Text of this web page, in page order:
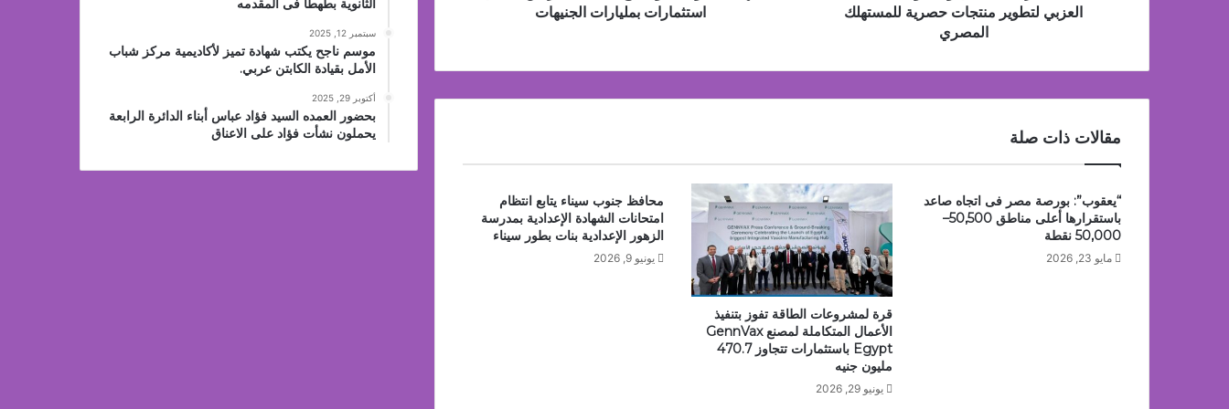
منذ يومين
هيونداي تطلق حملة “راحة بالك” لتمكين العملاء من اتخاذ قرارات أكثر ذكاءً عند امتلاك السيارات
العزبي لتطوير منتجات حصرية للمستهلك
المصري
استثمارات بمليارات الجنيهات
مقالات ذات صلة
“يعقوب”: بورصة مصر فى اتجاه صاعد
باستقرارها أعلى مناطق 50,500–
50,000 نقطة
مايو 23, 2026
قرة لمشروعات الطاقة تفوز بتنفيذ
الأعمال المتكاملة لمصنع GennVax
Egypt باستثمارات تتجاوز 470.7
مليون جنيه
يونيو 29, 2026
محافظ جنوب سيناء يتابع انتظام
امتحانات الشهادة الإعدادية بمدرسة
الزهور الإعدادية بنات بطور سيناء
يونيو 9, 2026
الثانوية بطهطا فى المقدمه
سبتمبر 12, 2025
موسم ناجح يكتب شهادة تميز لأكاديمية مركز شباب
الأمل بقيادة الكابتن عربي.
أكتوبر 29, 2025
بحضور العمده السيد فؤاد عباس أبناء الدائرة الرابعة
يحملون نشأت فؤاد على الاعناق